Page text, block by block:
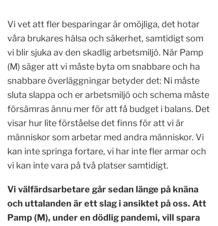
Vi vet att fler besparingar är omöjliga, det hotar
våra brukares hälsa och säkerhet, samtidigt som
vi blir sjuka av den skadlig arbetsmiljö. När Pamp
(M) säger att vi måste byta om snabbare och ha
snabbare överläggningar betyder det: Ni måste
sluta slappa och er arbetsmiljö och schema måste
försämras ännu mer för att få budget i balans. Det
visar hur lite förståelse det finns för att vi är
människor som arbetar med andra människor. Vi
kan inte springa fortare, vi har inte fler armar och
vi kan inte vara på två platser samtidigt.
Vi välfärdsarbetare går sedan länge på knäna
och uttalanden är ett slag i ansiktet på oss. Att
Pamp (M), under en dödlig pandemi, vill spara